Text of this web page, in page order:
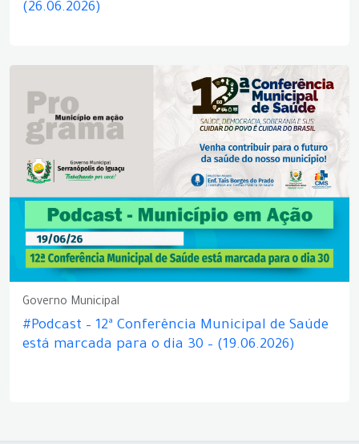
(26.06.2026)
Governo Municipal
#Podcast – 12ª Conferência Municipal de Saúde
está marcada para o dia 30 – (19.06.2026)